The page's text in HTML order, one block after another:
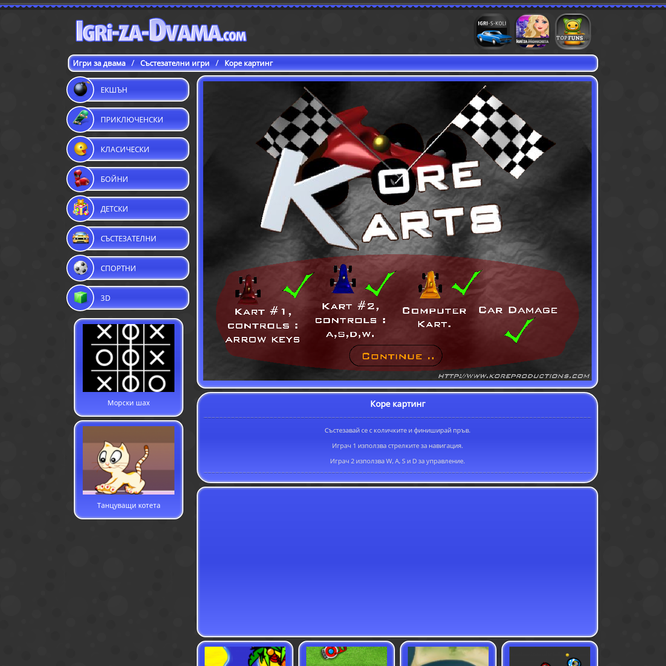
Игри с коли Игри за момичета
Игри за двама / Състезателни игри / Коре картинг
ЕКШЪН
ПРИКЛЮЧЕНСКИ
КЛАСИЧЕСКИ
БОЙНИ
ДЕТСКИ
СЪСТЕЗАТЕЛНИ
СПОРТНИ
3D
Морски шах
Танцуващи котета
Коре картинг
Състезавай се с количките и финиширай пръв.
Играч 1 използва стрелките за навигация.
Играч 2 използва W, A, S и D за управление.